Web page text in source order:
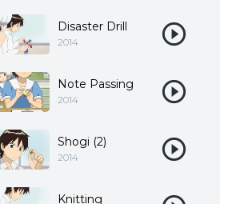
Disaster Drill
2014
Note Passing
2014
Shogi (2)
2014
Knitting